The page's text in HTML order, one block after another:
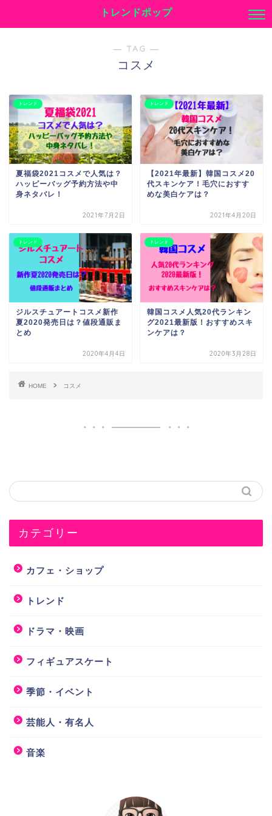
トレンドポップ
― TAG ―
コスメ
トレンド
夏福袋2021コスメで人気は？
ハッピーバッグ予約方法や中
身ネタバレ！
2021年7月2日
トレンド
【2021年最新】韓国コスメ20
代スキンケア！毛穴におすす
めな美白ケアは？
2021年4月20日
トレンド
ジルスチュアートコスメ新作
夏2020発売日は？値段通販ま
とめ
2020年4月4日
トレンド
韓国コスメ人気20代ランキン
グ2021最新版！おすすめスキ
ンケアは？
2020年3月28日
HOME コスメ
カテゴリー
カフェ・ショップ
トレンド
ドラマ・映画
フィギュアスケート
季節・イベント
芸能人・有名人
音楽